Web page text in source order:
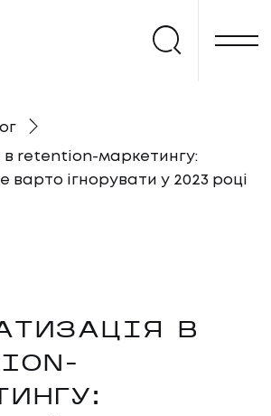
в retention-маркетингу:
варто ігнорувати у 2023 році
В